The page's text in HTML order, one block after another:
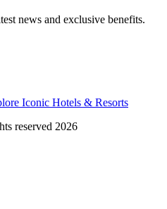
news and exclusive benefits.
Iconic Hotels & Resorts
reserved 2026